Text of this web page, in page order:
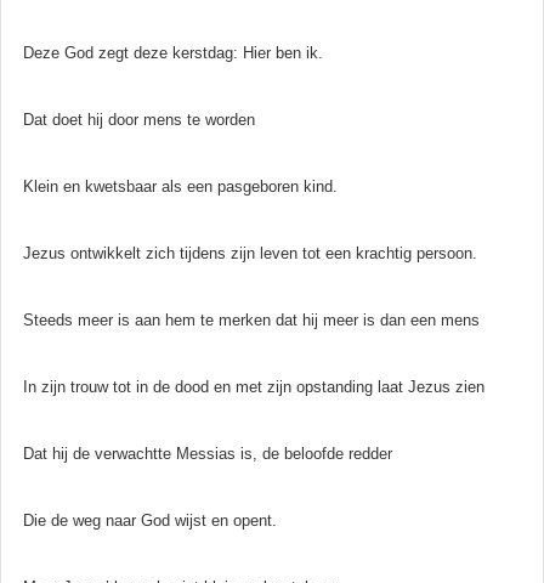
Deze God zegt deze kerstdag: Hier ben ik.
Dat doet hij door mens te worden
Klein en kwetsbaar als een pasgeboren kind.
Jezus ontwikkelt zich tijdens zijn leven tot een krachtig persoon.
Steeds meer is aan hem te merken dat hij meer is dan een mens
In zijn trouw tot in de dood en met zijn opstanding laat Jezus zien
Dat hij de verwachtte Messias is, de beloofde redder
Die de weg naar God wijst en opent.